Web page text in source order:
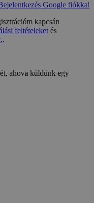
Google fiókkal
kapcsán
feltételeketés
.
ahova küldünk egy